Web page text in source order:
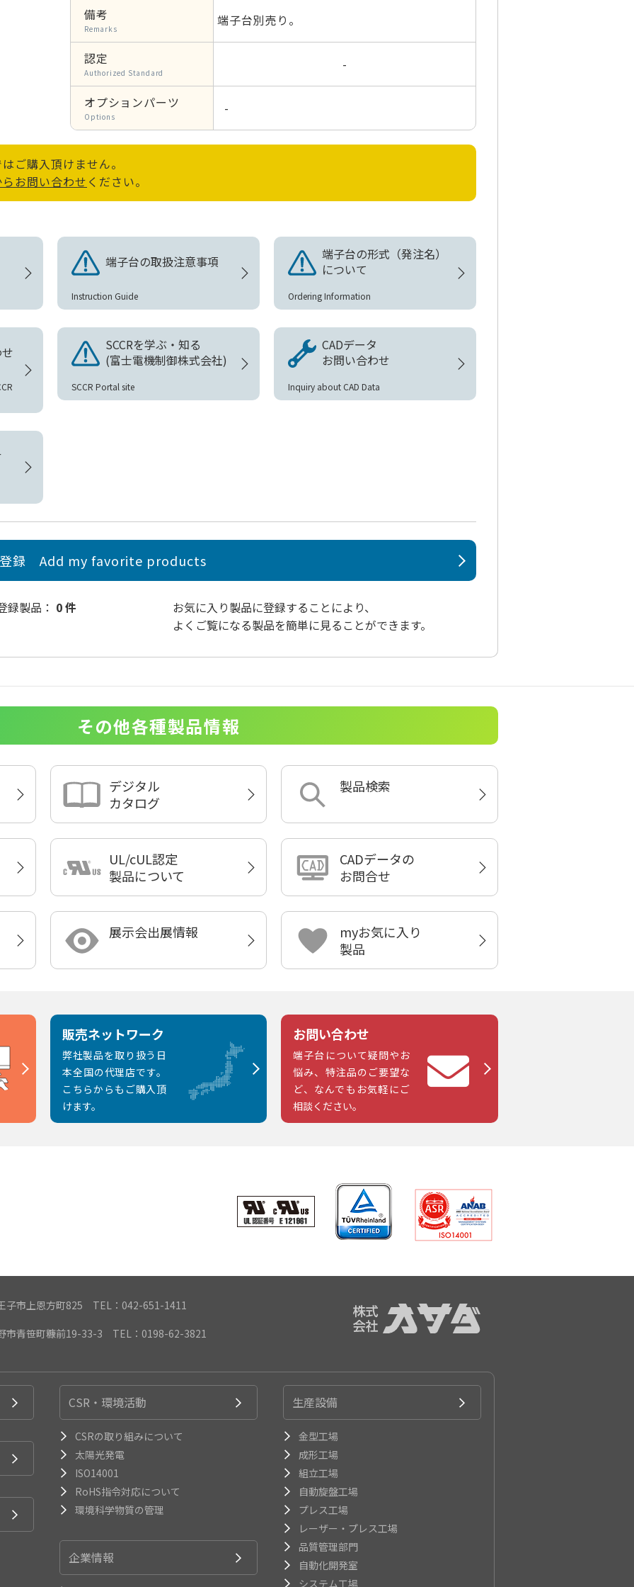
備考
Remarks
端子台別売り。
認定
Authorized Standard
-
オプションパーツ
Options
-
ご購入頂けません。
お問い合わせ ください。
端子台の取扱注意事項
Instruction Guide
端子台の形式（発注名）
について
Ordering Information
SCCRを学ぶ・知る
(富士電機制御株式会社)
SCCR Portal site
CADデータ
お問い合わせ
Inquiry about CAD Data
録 Add my favorite products
録製品： 0 件 お気に入り製品に登録することにより、
よくご覧になる製品を簡単に見ることができます。
その他各種製品情報
デジタル
カタログ
製品検索
UL/cUL認定
製品について
CADデータの
お問合せ
展示会出展情報
myお気に入り
製品
販売ネットワーク
弊社製品を取り扱う日
本全国の代理店です。
こちらからもご購入頂
けます。
お問い合わせ
端子台について疑問やお
悩み、特注品のご要望な
ど、なんでもお気軽にご
相談ください。
子市上恩方町825 TEL：042-651-1411
市青笹町糠前19-33-3 TEL：0198-62-3821
CSR・環境活動
CSRの取り組みについて
太陽光発電
ISO14001
RoHS指令対応について
環境科学物質の管理
企業情報
生産設備
金型工場
成形工場
組立工場
自動旋盤工場
プレス工場
レーザー・プレス工場
品質管理部門
自動化開発室
システム工場